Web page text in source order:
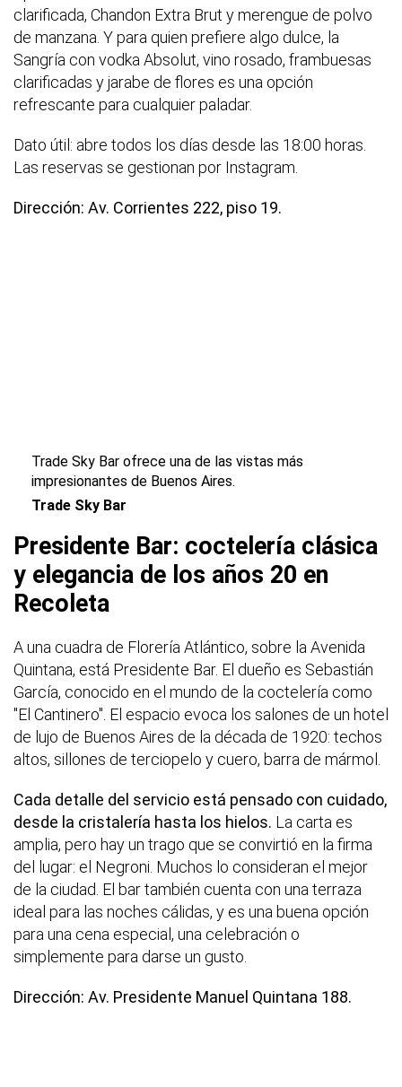
clarificada, Chandon Extra Brut y merengue de polvo
de manzana. Y para quien prefiere algo dulce, la
Sangría con vodka Absolut, vino rosado, frambuesas
clarificadas y jarabe de flores es una opción
refrescante para cualquier paladar.
Dato útil: abre todos los días desde las 18:00 horas.
Las reservas se gestionan por Instagram.
Dirección: Av. Corrientes 222, piso 19.
Trade Sky Bar ofrece una de las vistas más
impresionantes de Buenos Aires.
Trade Sky Bar
Presidente Bar: coctelería clásica
y elegancia de los años 20 en
Recoleta
A una cuadra de Florería Atlántico, sobre la Avenida
Quintana, está Presidente Bar. El dueño es Sebastián
García, conocido en el mundo de la coctelería como
"El Cantinero". El espacio evoca los salones de un hotel
de lujo de Buenos Aires de la década de 1920: techos
altos, sillones de terciopelo y cuero, barra de mármol.
Cada detalle del servicio está pensado con cuidado,
desde la cristalería hasta los hielos. La carta es
amplia, pero hay un trago que se convirtió en la firma
del lugar: el Negroni. Muchos lo consideran el mejor
de la ciudad. El bar también cuenta con una terraza
ideal para las noches cálidas, y es una buena opción
para una cena especial, una celebración o
simplemente para darse un gusto.
Dirección: Av. Presidente Manuel Quintana 188.